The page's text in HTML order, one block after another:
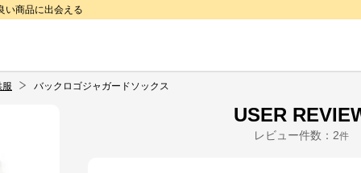
い商品に出会える
服 バックロゴジャガードソックス
USER
レビュー件数： 2件